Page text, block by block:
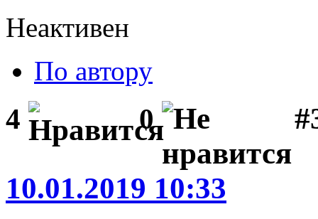
Неактивен
По автору
4 0
10.01.2019 10:33